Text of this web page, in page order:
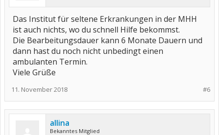
Das Institut für seltene Erkrankungen in der MHH
ist auch nichts, wo du schnell Hilfe bekommst.
Die Bearbeitungsdauer kann 6 Monate Dauern und
dann hast du noch nicht unbedingt einen
ambulanten Termin.
Viele Grüße
#6
11. November 2018
allina
Bekanntes Mitglied